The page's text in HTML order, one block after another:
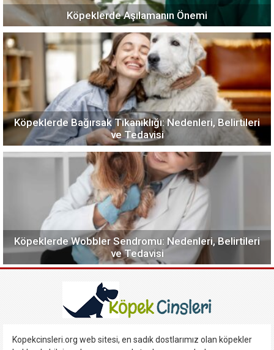
Köpeklerde Aşılamanın Önemi
Köpeklerde Bağırsak Tıkanıklığı: Nedenleri, Belirtileri
ve Tedavisi
Köpeklerde Wobbler Sendromu: Nedenleri, Belirtileri
ve Tedavisi
Kopekcinsleri.org web sitesi, en sadık dostlarımız olan köpekler